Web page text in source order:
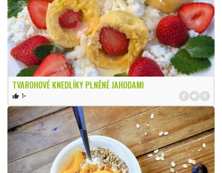
TVAROHOVÉ KNEDLÍKY PLNĚNÉ JAHODAMI
thumb_up 1×